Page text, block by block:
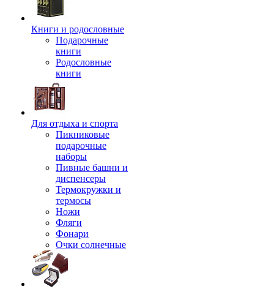
Книги и родословные
Подарочные
книги
Родословные
книги
Для отдыха и спорта
Пикниковые
подарочные
наборы
Пивные башни и
диспенсеры
Термокружки и
термосы
Ножи
Фляги
Фонари
Очки солнечные